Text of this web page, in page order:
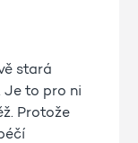
stará
Je to pro ni
Protože